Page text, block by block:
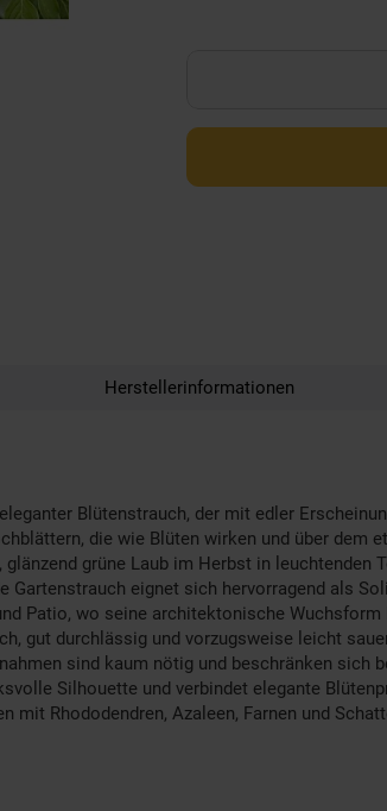
Herstellerinformationen
Blütenstrauch, der mit edler
die wie Blüten wirken und über dem
grüne Laub im Herbst in leuchtenden
eignet sich hervorragend als
Patio, wo seine architektonische
gut durchlässig und vorzugsweise leicht
sind kaum nötig und beschränken sich
Silhouette und verbindet elegante
mit Rhododendren, Azaleen, Farnen und